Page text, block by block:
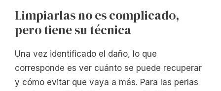
Limpiarlas no es complicado,
pero tiene su técnica
Una vez identificado el daño, lo que
corresponde es ver cuánto se puede recuperar
y cómo evitar que vaya a más. Para las perlas